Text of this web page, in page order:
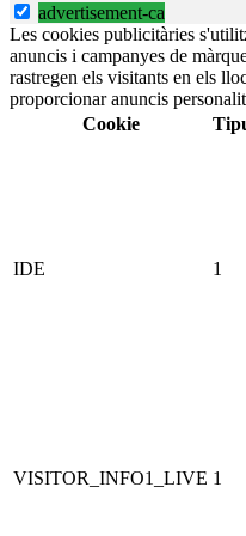
advertisement-ca
Les cookies publicitàries
anuncis i campanyes de
rastregen els visitants en els
proporcionar anuncis
Cookie
IDE 1
VISITOR_INFO1_LIVE 1